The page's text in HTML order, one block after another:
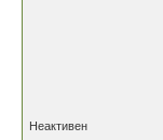
Неактивен